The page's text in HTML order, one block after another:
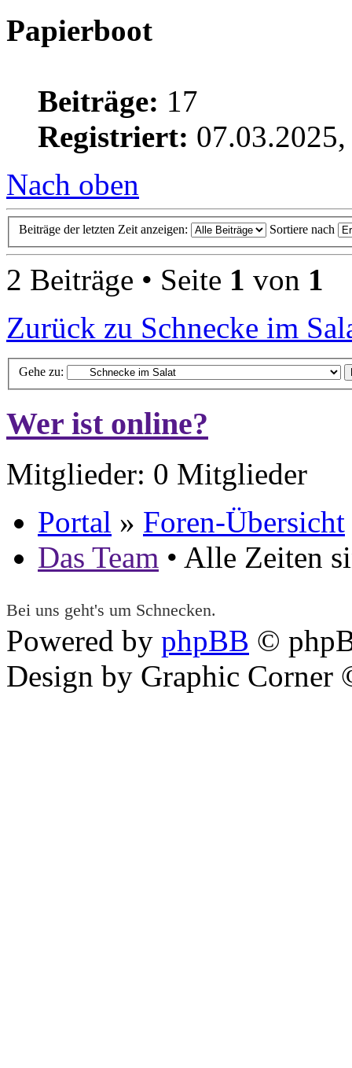
Papierboot
Beiträge: 17
Registriert:
Nach oben
Beiträge der letzten Zeit anzeigen: Sortiere nach
2 Beiträge • Seite 1 von 1
Zurück zu Schnecke im
Gehe zu:
Wer ist online?
Mitglieder: 0 Mitglieder
Portal » Foren-Übersicht
Das Team • Alle Zeiten
Bei uns geht's um Schnecken.
Powered by phpBB ©
Design by Graphic Corner